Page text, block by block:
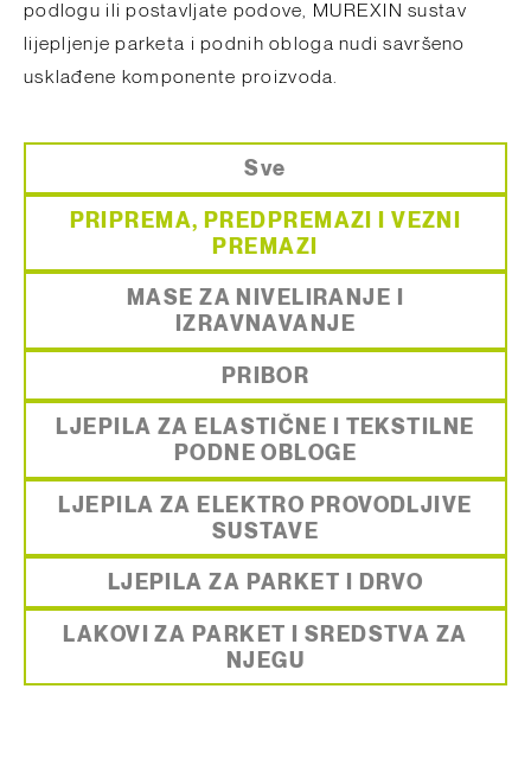
podlogu ili postavljate podove, MUREXIN sustav
lijepljenje parketa i podnih obloga nudi savršeno
usklađene komponente proizvoda.
Sve
PRIPREMA, PREDPREMAZI I VEZNI
PREMAZI
MASE ZA NIVELIRANJE I
IZRAVNAVANJE
PRIBOR
LJEPILA ZA ELASTIČNE I TEKSTILNE
PODNE OBLOGE
LJEPILA ZA ELEKTRO PROVODLJIVE
SUSTAVE
LJEPILA ZA PARKET I DRVO
LAKOVI ZA PARKET I SREDSTVA ZA
NJEGU